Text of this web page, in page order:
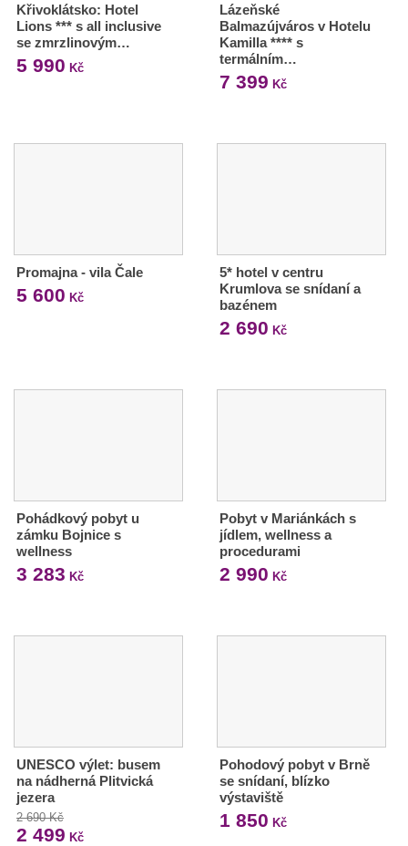
Křivoklátsko: Hotel
Lions *** s all inclusive
se zmrzlinovým…
5 990 Kč
Lázeňské
Balmazújváros v Hotelu
Kamilla **** s
termálním…
7 399 Kč
Promajna - vila Čale
5 600 Kč
5* hotel v centru
Krumlova se snídaní a
bazénem
2 690 Kč
Pohádkový pobyt u
zámku Bojnice s
wellness
3 283 Kč
Pobyt v Mariánkách s
jídlem, wellness a
procedurami
2 990 Kč
UNESCO výlet: busem
na nádherná Plitvická
jezera
2 690 Kč
2 499 Kč
Pohodový pobyt v Brně
se snídaní, blízko
výstaviště
1 850 Kč